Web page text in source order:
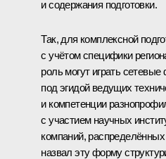
и содержания подготовки.
Так, для комплексной
с учётом специфики
роль могут играть
под эгидой ведущих
и компетенции
с участием научных
компаний,
назвал эту форму